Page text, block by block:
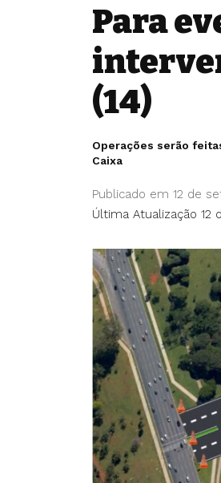
Para
(14)
Operações serão
Caixa
Última Atualização 12
Publicado em 12 de